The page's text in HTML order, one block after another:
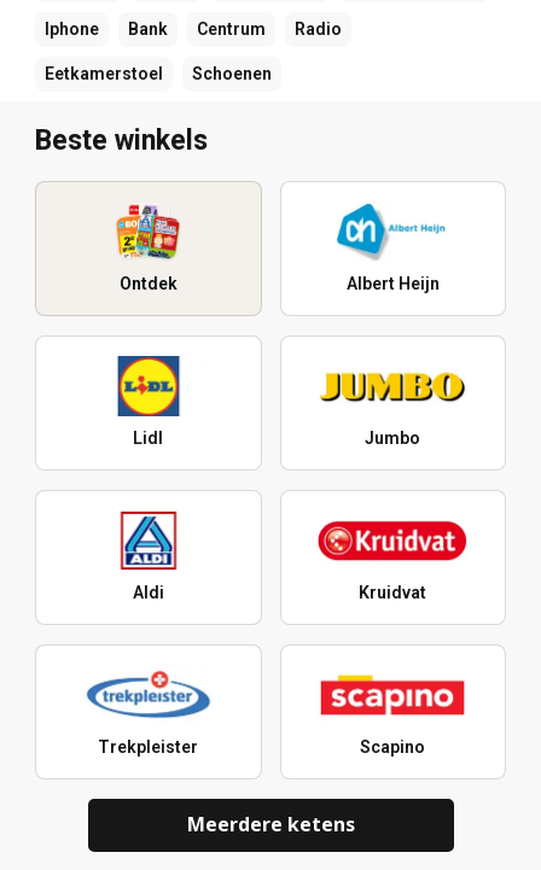
Iphone Bank Centrum Radio
Eetkamerstoel Schoenen
Beste winkels
Ontdek Albert Heijn
Lidl Jumbo
Aldi Kruidvat
Trekpleister Scapino
Meerdere ketens